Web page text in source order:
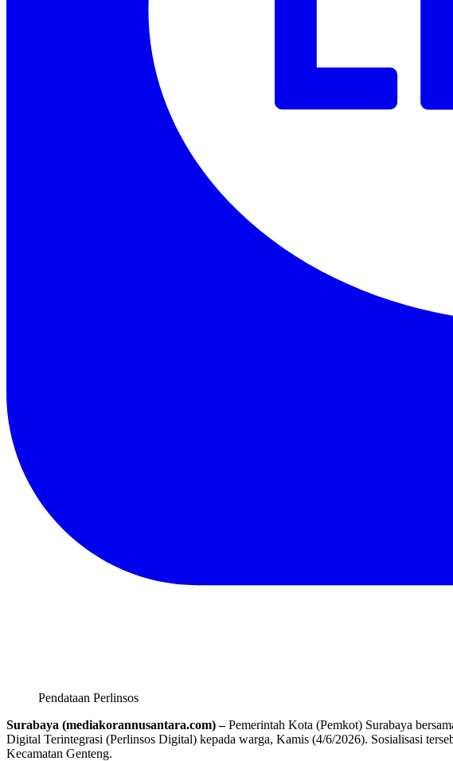
Pendataan Perlinsos
Surabaya (mediakorannusantara.com) –Pemerintah Kota (Pemkot) Surabaya
Digital Terintegrasi (Perlinsos Digital) kepada warga, Kamis (4/6/2026). Sosialisasi
Kecamatan Genteng.